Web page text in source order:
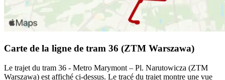
Carte de la ligne de tram 36 (ZTM Warszawa)
Le trajet du tram 36 - Metro Marymont – Pl. Narutowicza (ZTM
Warszawa) est affiché ci-dessus. Le tracé du trajet montre une vue